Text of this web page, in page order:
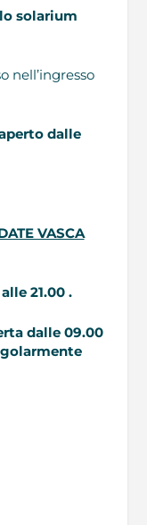
solarium
nell’ingresso
dalle
VASCA
21.00 .
dalle 09.00